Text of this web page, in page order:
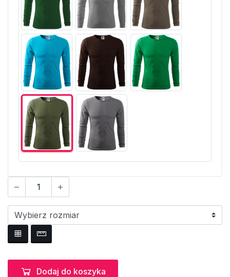
Dodaj do koszyka